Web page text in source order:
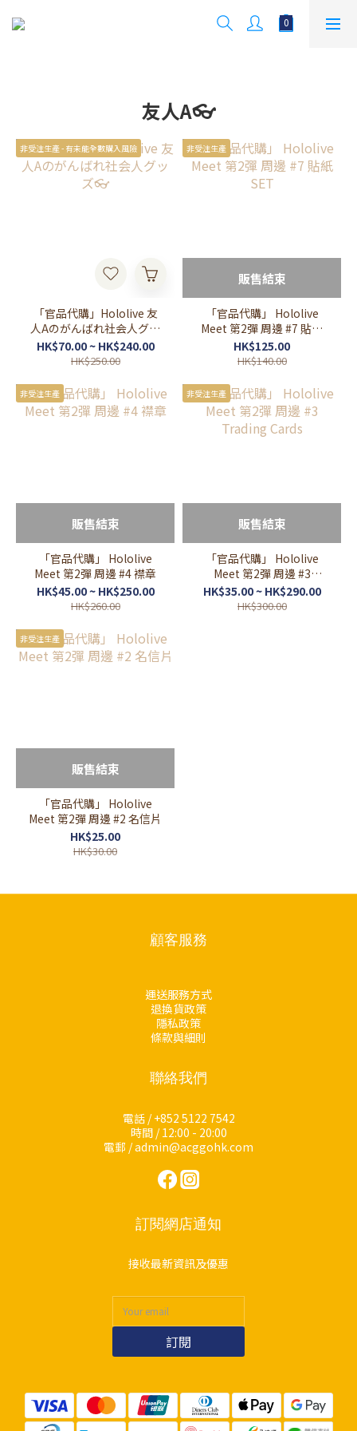
友人A👓
非受注生產 - 有未能全數購入風險
「官品代購」Hololive 友
人Aのがんばれ社会人グッ
ズ👓
HK$70.00 ~ HK$240.00
HK$250.00
非受注生產
販售結束
「官品代購」 Hololive
Meet 第2彈 周邊 #7 貼紙
SET
HK$125.00
HK$140.00
非受注生產
販售結束
「官品代購」 Hololive
Meet 第2彈 周邊 #4 襟章
HK$45.00 ~ HK$250.00
HK$260.00
非受注生產
販售結束
「官品代購」 Hololive
Meet 第2彈 周邊 #3
Trading Cards
HK$35.00 ~ HK$290.00
HK$300.00
非受注生產
販售結束
「官品代購」 Hololive
Meet 第2彈 周邊 #2 名信片
HK$25.00
HK$30.00
顧客服務
運送服務方式
退換貨政策
隱私政策
條款與細則
聯絡我們
電話 / +852 5122 7542
時間 / 12:00 - 20:00
電郵 / admin@acggohk.com
訂閱網店通知
接收最新資訊及優惠
訂閱